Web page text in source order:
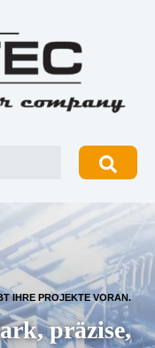
präzise,
IHRE PROJEKTE VORAN.